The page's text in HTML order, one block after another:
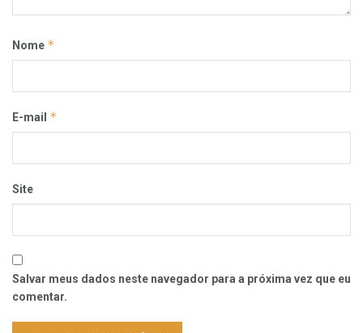
Nome *
E-mail *
Site
Salvar meus dados neste navegador para a próxima vez que eu
comentar.